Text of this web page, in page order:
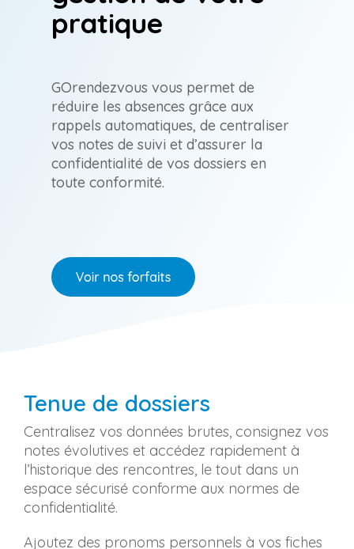
de clients
Visibilité et
Physiothérapie
Thérapie en réflexologie
Thérapie du sport
pratique
GOrendezvous vous permet de
réduire les absences grâce aux
rappels automatiques, de centraliser
vos notes de suivi et d’assurer la
confidentialité de vos dossiers en
toute conformité.
Tenue de dossiers
Centralisez vos données brutes, consignez vos
notes évolutives et accédez rapidement à
l’historique des rencontres, le tout dans un
espace sécurisé conforme aux normes de
confidentialité.
Ajoutez des pronoms personnels à vos fiches